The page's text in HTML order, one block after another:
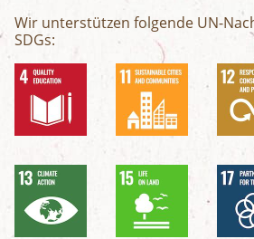
Wir unterstützen folgende UN-
SDGs: